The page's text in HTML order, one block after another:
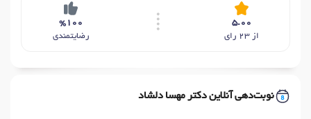
5.00
از 23 رای
%100
رضایتمندی
نوبت‌دهی آنلاین دکتر مهسا دلشاد